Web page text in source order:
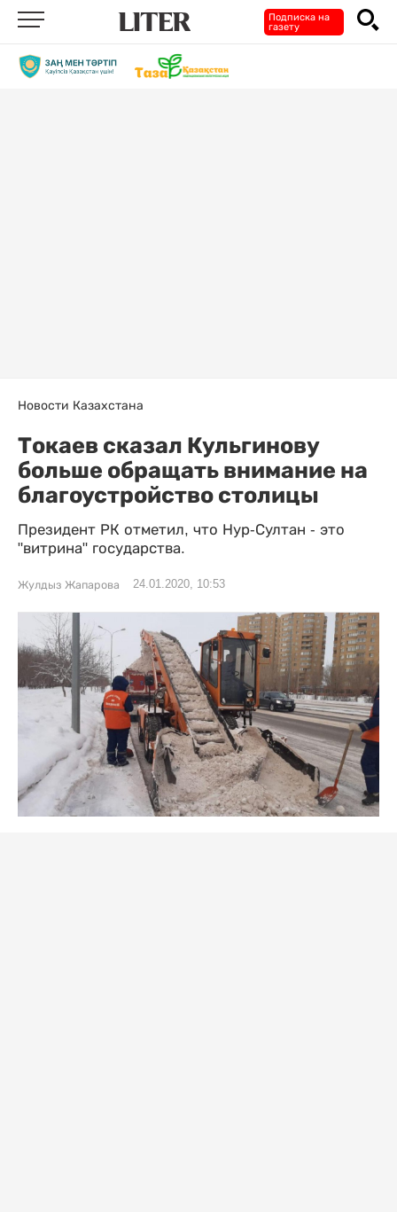
Подписка на
газету
Новости Казахстана
Токаев сказал Кульгинову
больше обращать внимание на
благоустройство столицы
Президент РК отметил, что Нур-Султан - это
"витрина" государства.
Жулдыз Жапарова 24.01.2020, 10:53